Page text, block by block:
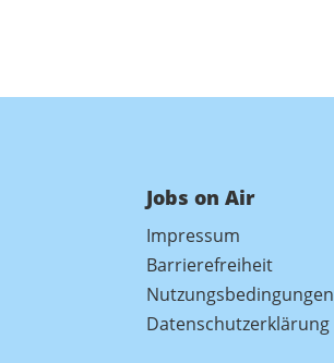
Jobs on Air
Impressum
Barrierefreiheit
Nutzungsbedingungen
Datenschutzerklärung